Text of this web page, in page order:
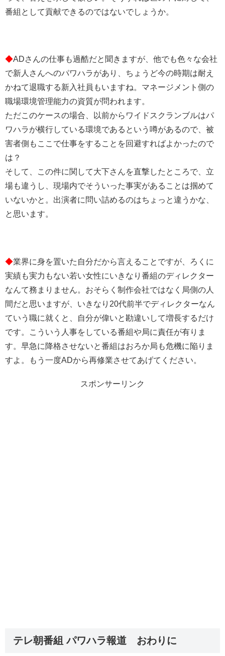
番組として貢献できるのではないでしょうか。
◆ADさんの仕事も過酷だと聞きますが、他でも色々な会社
で新人さんへのパワハラがあり、ちょうど今の時期は耐え
かねて退職する新入社員もいますね。マネージメント側の
職場環境管理能力の資質が問われます。
ただこのケースの場合、以前からワイドスクランブルはパ
ワハラが横行している環境であるという噂があるので、被
害者側もここで仕事をすることを回避すればよかったので
は？
そして、この件に関して大下さんを直撃したところで、立
場も違うし、現場内でそういった事実があることは掴めて
いないかと。出演者に問い詰めるのはちょっと違うかな、
と思います。
◆業界に身を置いた自分だから言えることですが、ろくに
実績も実力もない若い女性にいきなり番組のディレクター
なんて務まりません。おそらく制作会社ではなく局側の人
間だと思いますが、いきなり20代前半でディレクターなん
ていう職に就くと、自分が偉いと勘違いして増長するだけ
です。こういう人事をしている番組や局に責任が有りま
す。早急に降格させないと番組はおろか局も危機に陥りま
すよ。もう一度ADから再修業させてあげてください。
スポンサーリンク
テレ朝番組 パワハラ報道 おわりに